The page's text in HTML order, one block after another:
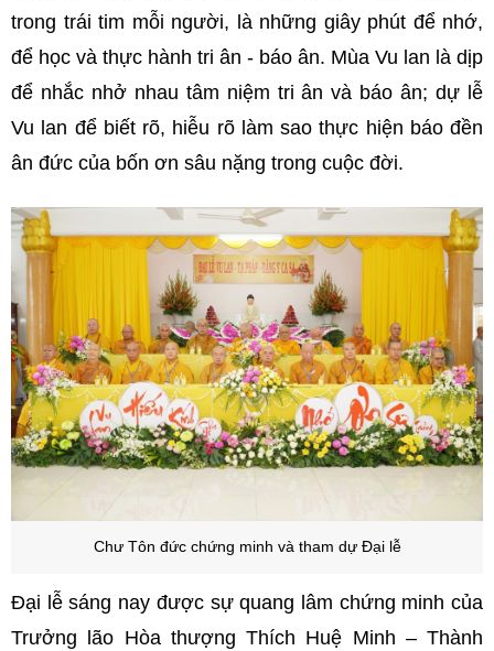
trong trái tim mỗi người, là những giây phút để nhớ,
để học và thực hành tri ân - báo ân. Mùa Vu lan là dịp
để nhắc nhở nhau tâm niệm tri ân và báo ân; dự lễ
Vu lan để biết rõ, hiễu rõ làm sao thực hiện báo đền
ân đức của bốn ơn sâu nặng trong cuộc đời.
Chư Tôn đức chứng minh và tham dự Đại lễ
Đại lễ sáng nay được sự quang lâm chứng minh của
Trưởng lão Hòa thượng Thích Huệ Minh – Thành